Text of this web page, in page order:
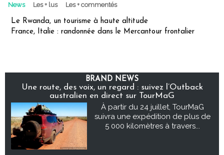
News Les + lus Les + commentés
Le Rwanda, un tourisme à haute altitude
France, Italie : randonnée dans le Mercantour frontalier
BRAND NEWS
Une route, des voix, un regard : suivez l’Outback
australien en direct sur TourMaG
À partir du 24 juillet, TourMaG
suivra une expédition de plus de
5 000 kilomètres à travers...